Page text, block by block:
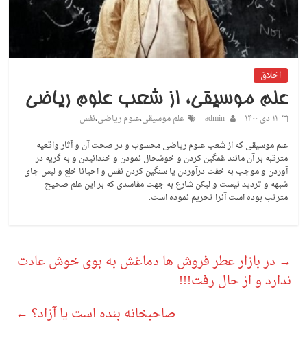
اخلاق
علم موسیقی، از شعب علوم ریاضی
۱۱ دی ۱۴۰۰ admin علم موسیقی،علوم ریاضی،نفس
علم موسیقی که از شعب علوم ریاضی محسوب و در صحت آن و آثار واقعیه
مترقبه بر آن مانند غمگین کردن و خوشحال نمودن و خندانیدن و به گریه در
آوردن و موجب به خفت درآوردن یا سنگین کردن نفس و احیانا خلع و لبس جای
شبهه و تردید نیست و لیکن شارع به جهت مفاسدی که بر این علم صحیح
مترتب بوده است آنرا تحریم نموده است.
→ در بازار عطر فروش ها دماغش به بوی خوش عادت
ندارد و از حال رفت!!!
صاحبخانه بنده است یا آزاد؟ ←